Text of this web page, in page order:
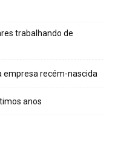
trabalhando de
empresa recém-nascida
anos